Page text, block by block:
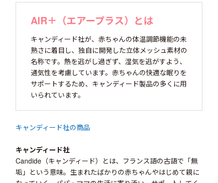
AIR＋（エアープラス）とは
キャンディード社が、赤ちゃんの体温調節機能の未
熟さに着目し、独自に開発した立体メッシュ素材の
名称です。熱を逃がし過ぎず、湿気を逃がすよう、
通気性を考慮しています。赤ちゃんの快適な眠りを
サポートするため、キャンディード製品の多くに用
いられています。
キャンディード社の商品
キャンディード社
Candide（キャンディード）とは、フランス語の古語で「無
垢」という意味。生まれたばかりの赤ちゃんやはじめて親に